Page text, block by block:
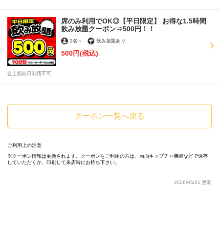
席のみ利用でOK◎【平日限定】 お得な1.5時間
飲み放題クーポン⇒500円！！
2名 ～ 飲み放題あり
500円(税込)
金土祝前日利用不可
クーポン一覧へ戻る
ご利用上の注意
クーポン情報は更新されます。クーポンをご利用の方は、画面キャプチャ機能などで保存
していただくか、印刷して来店時にお持ち下さい。
2026/05/21 更新
この店舗情報をシェアする
円」」」 | 全席完全個室居酒屋 四季邸－SHIKITEI－日暮里
駅前店
東京都荒川区西日暮里２－１９－７ 日暮里駅前東忠ビル６Ｆ